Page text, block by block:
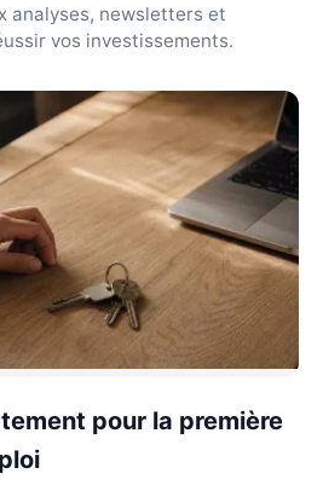
analyses, newsletters et
vos investissements.
pour la première